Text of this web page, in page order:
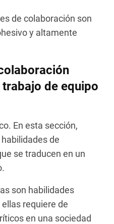
de colaboración son
y altamente
de equipo
En esta sección,
de
se traducen en un
son habilidades
requiere de
en una sociedad